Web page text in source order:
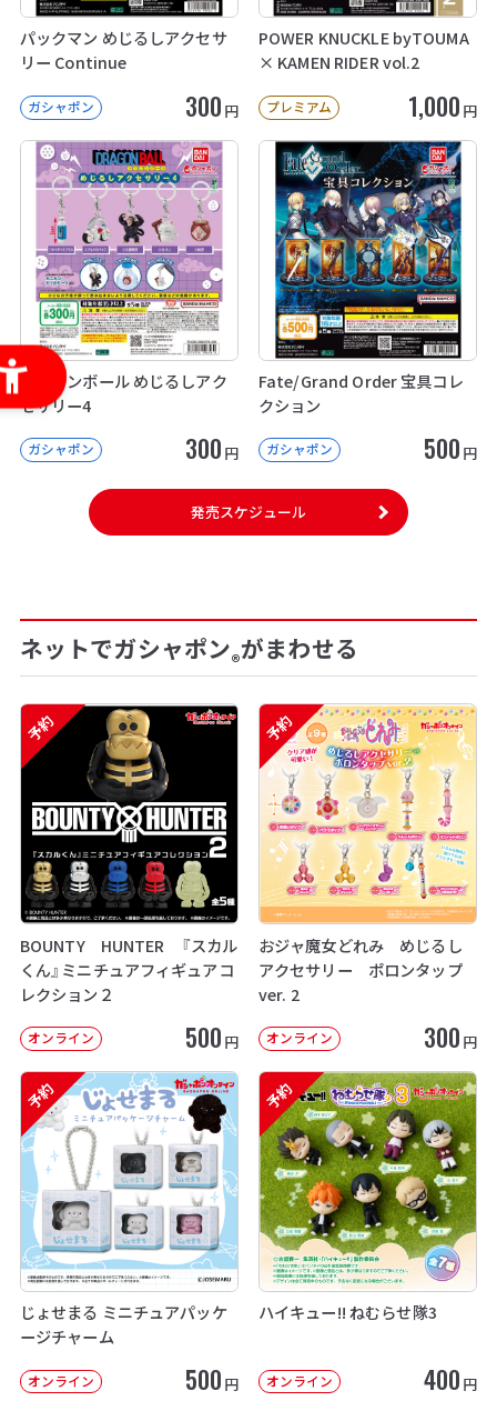
パックマン めじるしアクセサ
リー Continue
ガシャポン 300 円
POWER KNUCKLE byTOUMA
× KAMEN RIDER vol.2
プレミアム 1,000 円
ドラゴンボール めじるしアク
セサリー4
ガシャポン 300 円
Fate/Grand Order 宝具コレ
クション
ガシャポン 500 円
発売スケジュール
ネットでガシャポン®がまわせる
予約
BOUNTY HUNTER 『スカル
くん』ミニチュアフィギュアコ
レクション２
オンライン 500 円
予約
おジャ魔女どれみ めじるし
アクセサリー ポロンタップ
ver. 2
オンライン 300 円
予約
じょせまる ミニチュアパッケ
ージチャーム
オンライン 500 円
予約
ハイキュー!! ねむらせ隊3
オンライン 400 円